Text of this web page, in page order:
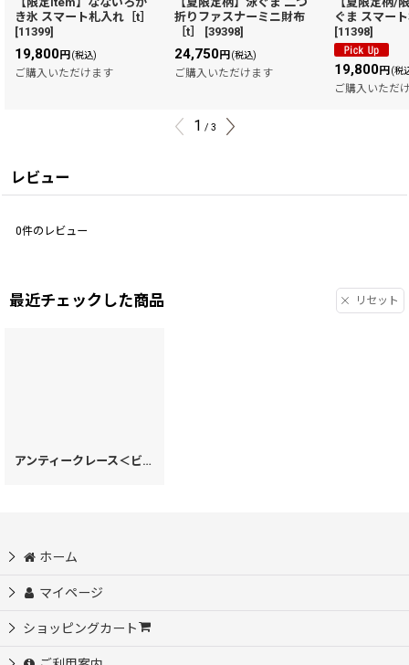
き氷 スマート札入れ［t］
[11399]
19,800円(税込)
ご購入いただけます
折りファスナーミニ財布
［t］
[39398]
24,750円(税込)
ご購入いただけます
ぐま スマー
[11398]
19,800円(税
ご購入いただ
1 / 3
レビュー
0件のレビュー
最近チェックした商品 リセット
アンティークレース＜ビオラ＞ リップも入るハートまちの小物入れ
ホーム
マイページ
ショッピングカート